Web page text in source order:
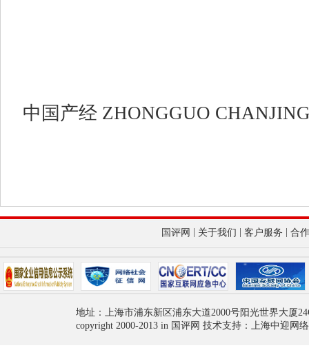
中国产经 ZHONGGUO
国评网 关于我们 客户服务 合
地址：上海市浦东新区浦东大道2000号阳光世界大厦
copyright 2000-2013 in 国评网 技术支持：上海中迎